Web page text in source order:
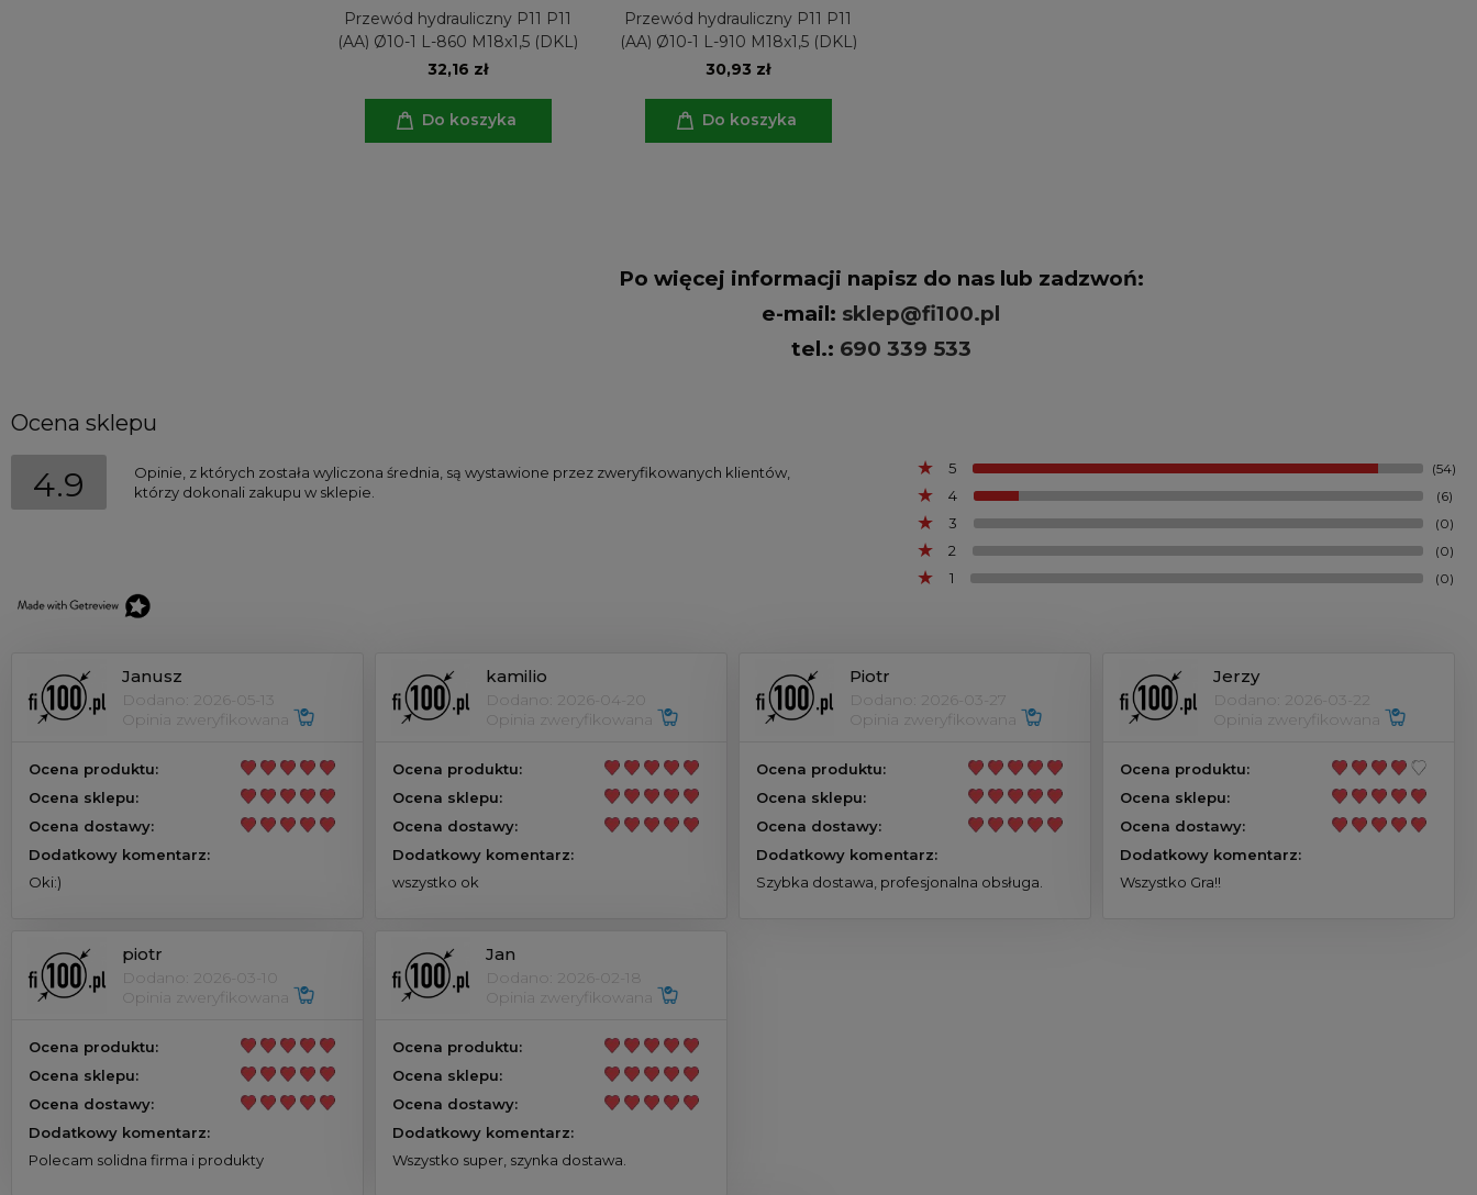
Przewód hydrauliczny P11 P11
(AA) Ø10-1 L-860 M18x1,5 (DKL)
32,16 zł
Do koszyka
Przewód hydrauliczny P11 P11
(AA) Ø10-1 L-910 M18x1,5 (DKL)
30,93 zł
Do koszyka
Po więcej informacji napisz do nas lub zadzwoń:
e-mail: sklep@fi100.pl
tel.: 690 339 533
Ocena sklepu
4.9
Opinie, z których została wyliczona średnia, są wystawione przez zweryfikowanych klientów,
którzy dokonali zakupu w sklepie.
5 (54)
4 (6)
3 (0)
2 (0)
1 (0)
Janusz
Dodano: 2026-05-13
Opinia zweryfikowana
Ocena produktu:
Ocena sklepu:
Ocena dostawy:
Dodatkowy komentarz:
Oki:)
kamilio
Dodano: 2026-04-20
Opinia zweryfikowana
Ocena produktu:
Ocena sklepu:
Ocena dostawy:
Dodatkowy komentarz:
wszystko ok
Piotr
Dodano: 2026-03-27
Opinia zweryfikowana
Ocena produktu:
Ocena sklepu:
Ocena dostawy:
Dodatkowy komentarz:
Szybka dostawa, profesjonalna obsługa.
Jerzy
Dodano: 2026-03-22
Opinia zweryfikowana
Ocena produktu:
Ocena sklepu:
Ocena dostawy:
Dodatkowy komentarz:
Wszystko Gra!!
piotr
Dodano: 2026-03-10
Opinia zweryfikowana
Ocena produktu:
Ocena sklepu:
Ocena dostawy:
Dodatkowy komentarz:
Polecam solidna firma i produkty
Jan
Dodano: 2026-02-18
Opinia zweryfikowana
Ocena produktu:
Ocena sklepu:
Ocena dostawy:
Dodatkowy komentarz:
Wszystko super, szynka dostawa.